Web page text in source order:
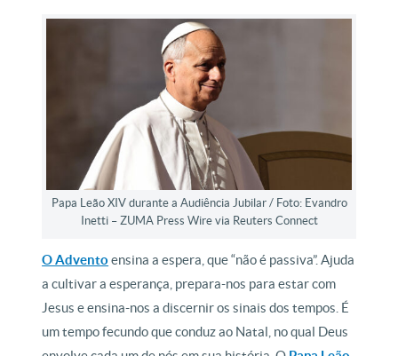
Papa Leão XIV durante a Audiência Jubilar / Foto: Evandro
Inetti – ZUMA Press Wire via Reuters Connect
O Advento ensina a espera, que “não é passiva”. Ajuda
a cultivar a esperança, prepara-nos para estar com
Jesus e ensina-nos a discernir os sinais dos tempos. É
um tempo fecundo que conduz ao Natal, no qual Deus